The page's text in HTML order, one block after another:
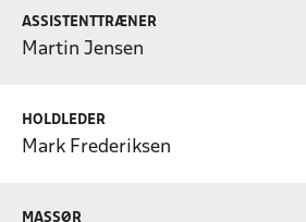
ASSISTENTTRÆNER
Martin Jensen
HOLDLEDER
Mark Frederiksen
MASSØR